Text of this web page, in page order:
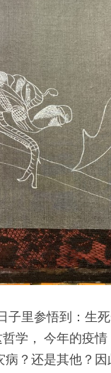
子里参悟到：生
学， 今年的疫
病？还是其他？